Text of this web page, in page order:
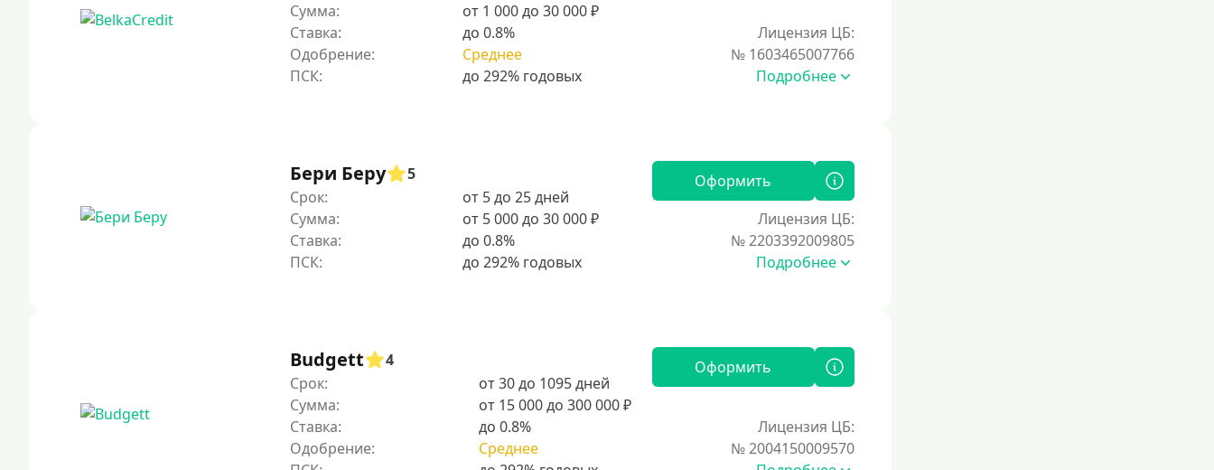
Сумма:
от 1 000 до 30 000 ₽
Ставка:
до 0.8%
Одобрение:
Среднее
Лицензия ЦБ:
№ 1603465007766
Подробнее
Бери Беру
5
Срок:
от 5 до 25 дней
Сумма:
от 5 000 до 30 000 ₽
Ставка:
до 0.8%
Оформить
Лицензия ЦБ:
№ 2203392009805
Подробнее
Budgett
4
Срок:
от 30 до 1095 дней
Сумма:
от 15 000 до 300 000 ₽
Ставка:
до 0.8%
Одобрение:
Среднее
Оформить
Лицензия ЦБ:
№ 2004150009570